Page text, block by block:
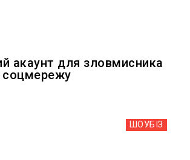
акаунт для зловмисника
соцмережу
ШОУБIЗ